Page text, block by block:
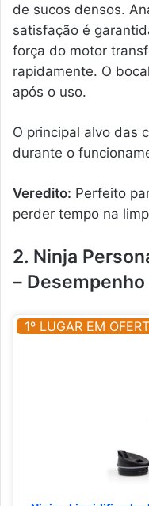
de sucos densos.
satisfação é
força do motor
rapidamente. O
após o uso.
O principal alvo das
durante o
Veredito: Perfeito
perder tempo na
2. Ninja
–
1º LUGAR EM